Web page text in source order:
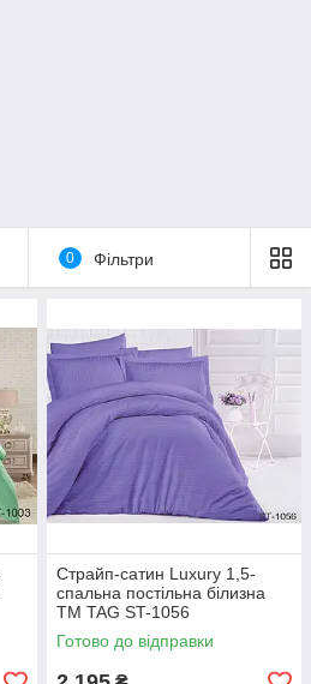
0 Фільтри
Страйп-сатин Luxury 1,5-
спальна постільна білизна
ТМ TAG ST-1056
Готово до відправки